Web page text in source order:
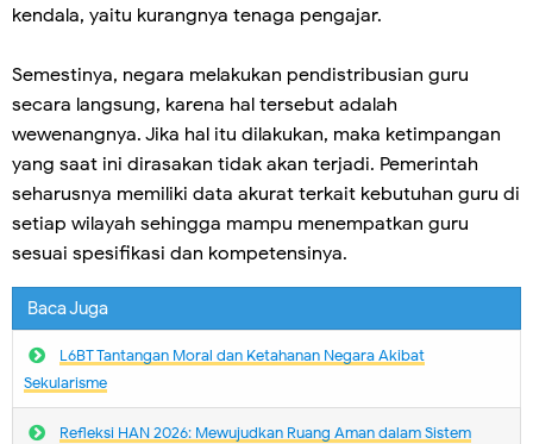
kendala, yaitu kurangnya tenaga pengajar.
Semestinya, negara melakukan pendistribusian guru
secara langsung, karena hal tersebut adalah
wewenangnya. Jika hal itu dilakukan, maka ketimpangan
yang saat ini dirasakan tidak akan terjadi. Pemerintah
seharusnya memiliki data akurat terkait kebutuhan guru di
setiap wilayah sehingga mampu menempatkan guru
sesuai spesifikasi dan kompetensinya.
Baca Juga
L6BT Tantangan Moral dan Ketahanan Negara Akibat
Sekularisme
Refleksi HAN 2026: Mewujudkan Ruang Aman dalam Sistem